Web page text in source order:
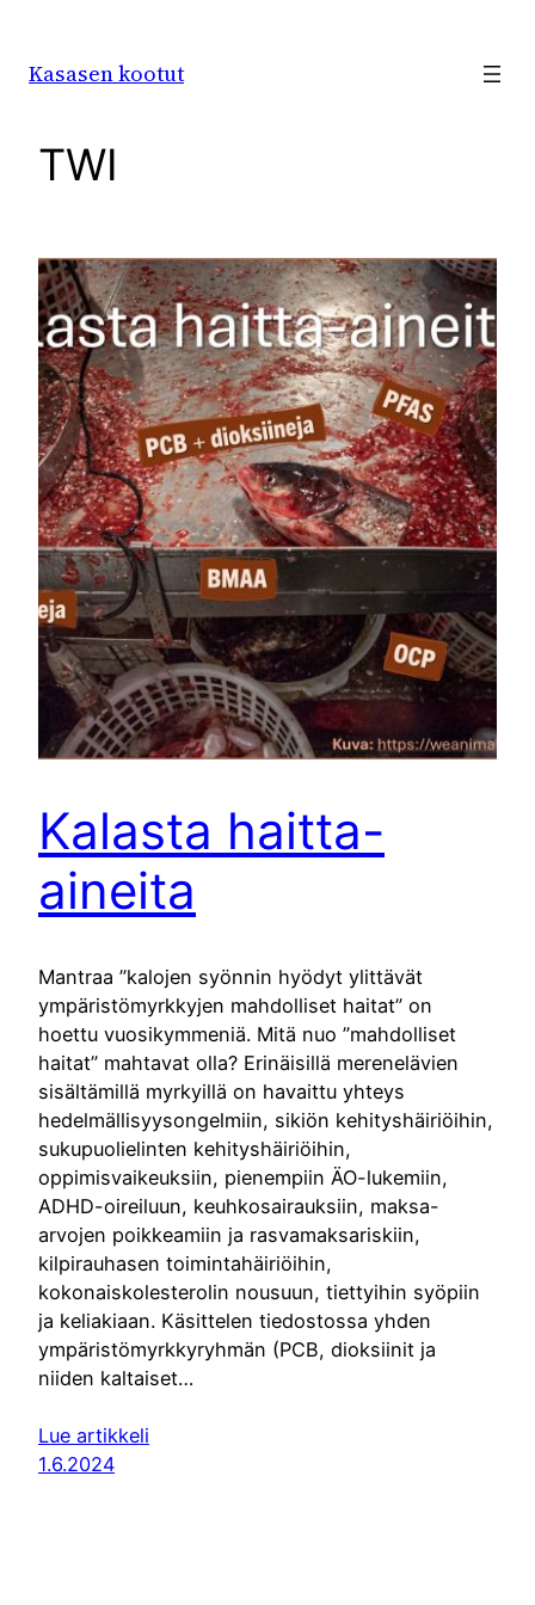
Kasasen kootut
TWI
Kalasta haitta-
aineita
Mantraa ”kalojen syönnin hyödyt ylittävät
ympäristömyrkkyjen mahdolliset haitat” on
hoettu vuosikymmeniä. Mitä nuo ”mahdolliset
haitat” mahtavat olla? Erinäisillä merenelävien
sisältämillä myrkyillä on havaittu yhteys
hedelmällisyysongelmiin, sikiön kehityshäiriöihin,
sukupuolielinten kehityshäiriöihin,
oppimisvaikeuksiin, pienempiin ÄO-lukemiin,
ADHD-oireiluun, keuhkosairauksiin, maksa-
arvojen poikkeamiin ja rasvamaksariskiin,
kilpirauhasen toimintahäiriöihin,
kokonaiskolesterolin nousuun, tiettyihin syöpiin
ja keliakiaan. Käsittelen tiedostossa yhden
ympäristömyrkkyryhmän (PCB, dioksiinit ja
niiden kaltaiset…
Lue artikkeli
1.6.2024